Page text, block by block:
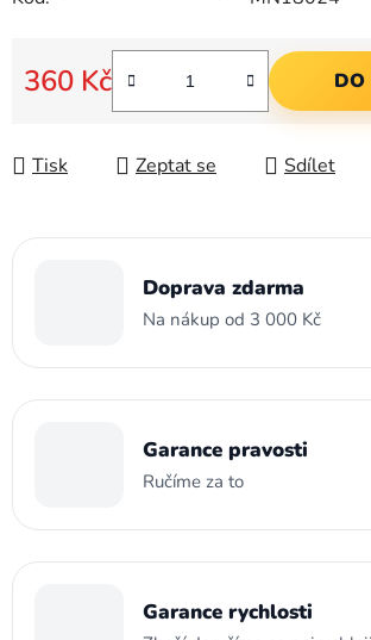
360 Kč
Měrná cena:
DO
Tisk Zeptat se Sdílet
Doprava zdarma
Na nákup od 3 000 Kč
Garance pravosti
Ručíme za to
Garance rychlosti